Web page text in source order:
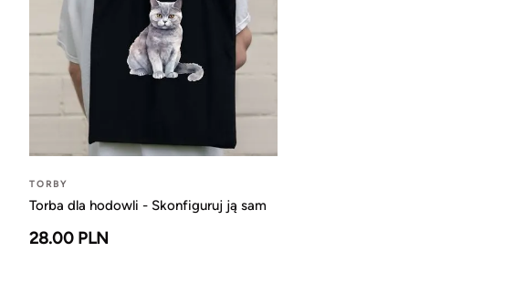
TORBY
Torba dla hodowli - Skonfiguruj ją sam
28.00 PLN